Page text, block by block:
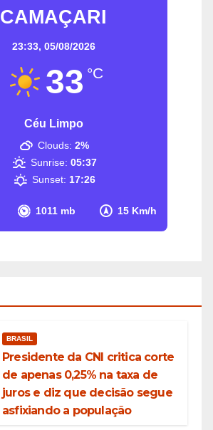
CAMAÇARI
23:33, 05/08/2026
33 °C
Céu Limpo
1011 mb 15 Km/h
Clouds: 2%
Sunrise: 05:37
Sunset: 17:26
BRASIL
Presidente da CNI critica corte
de apenas 0,25% na taxa de
juros e diz que decisão segue
asfixiando a população